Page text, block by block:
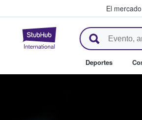
El
StubHub:
Deportes